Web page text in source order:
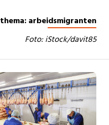
thema: arbeidsmigranten
Foto: iStock/davit85